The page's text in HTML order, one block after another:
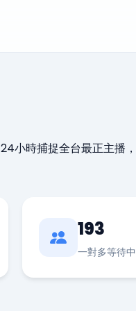
24小時捕捉全台最正主播
193
一對多等待中